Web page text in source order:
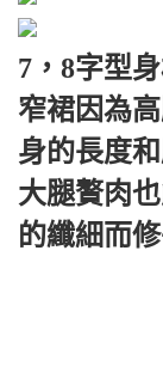
7，8字型
窄裙因為
身的長度
大腿贅肉
的纖細而修